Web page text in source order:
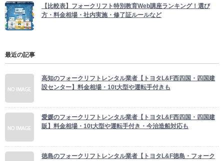
【比較表】フォークリフト特別教育Web講座ランキング！選び
方・料金相場・社内実施・修了証ルールなど
最近の記事
高知のフォークリフトレンタル業者【トヨタL&F西四国・四国建
設センター】料金相場・10t大型や運転手付きも
愛媛のフォークリフトレンタル業者【トヨタL&F西四国・四国建
販】料金相場・10t大型や運転手付き・今治造船対応も
徳島のフォークリフトレンタル業者【トヨタL&F徳島・フォーク